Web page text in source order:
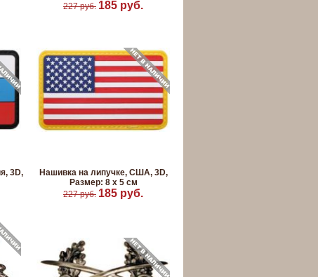
227 руб. 185 руб.
3D,
Нашивка на липучке, США, 3D,
Размер: 8 х 5 см
227 руб. 185 руб.